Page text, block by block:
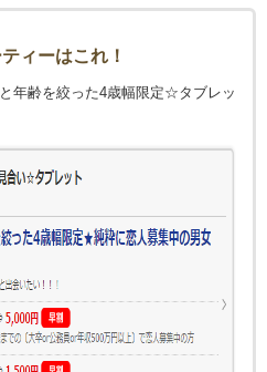
ィーはこれ！
年齢を絞った4歳幅限定☆タブレッ